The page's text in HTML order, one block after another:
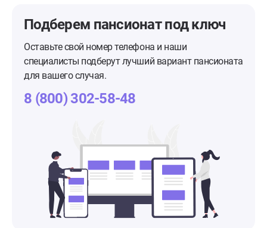
Подберем пансионатпод ключ
Оставьте свой номер телефона и наши
специалисты подберут лучший вариант пансионата
для вашего случая.
8 (800) 302-58-48